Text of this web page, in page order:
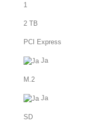
1
2 TB
PCI Express
Ja
M.2
Ja
SD